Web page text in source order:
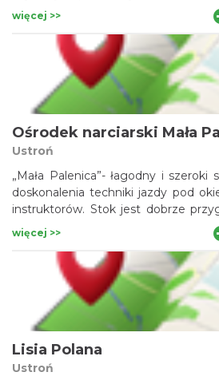
więcej >>
Ośrodek narciarski Mała
Ustroń
„Mała Palenica”- łagodny i
doskonalenia techniki jazdy pod
instruktorów. Stok jest dobrze
oraz oświetlony (długość 430
zawiezie narciarzy dwuosobowy
więcej >>
Lisia Polana
Ustroń